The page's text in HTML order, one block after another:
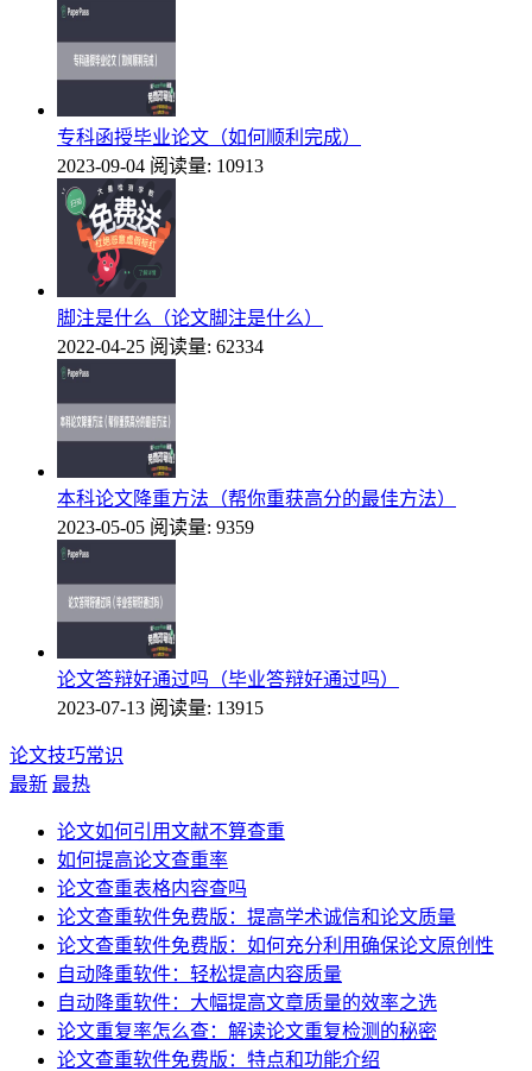
专科函授毕业论文（如何顺利完成）
2023-09-04 阅读量: 10913
脚注是什么（论文脚注是什么）
2022-04-25 阅读量: 62334
本科论文降重方法（帮你重获高分的最佳方法）
2023-05-05 阅读量: 9359
论文答辩好通过吗（毕业答辩好通过吗）
2023-07-13 阅读量: 13915
论文技巧常识
最新 最热
论文如何引用文献不算查重
如何提高论文查重率
论文查重表格内容查吗
论文查重软件免费版：提高学术诚信和论文质量
论文查重软件免费版：如何充分利用确保论文原创性
自动降重软件：轻松提高内容质量
自动降重软件：大幅提高文章质量的效率之选
论文重复率怎么查：解读论文重复检测的秘密
论文查重软件免费版：特点和功能介绍